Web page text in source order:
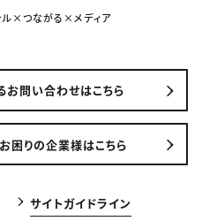
ル×つながる×メディア
お問い合わせはこちら
困りの企業様はこちら
サイトガイドライン